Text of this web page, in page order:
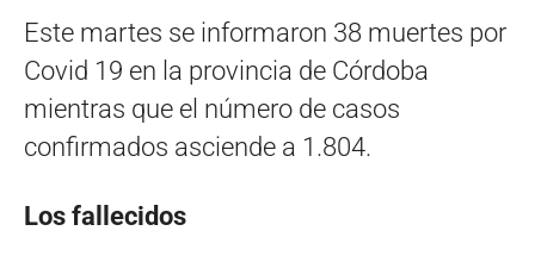
Este martes se informaron 38 muertes por
Covid 19 en la provincia de Córdoba
mientras que el número de casos
confirmados asciende a 1.804.
Los fallecidos